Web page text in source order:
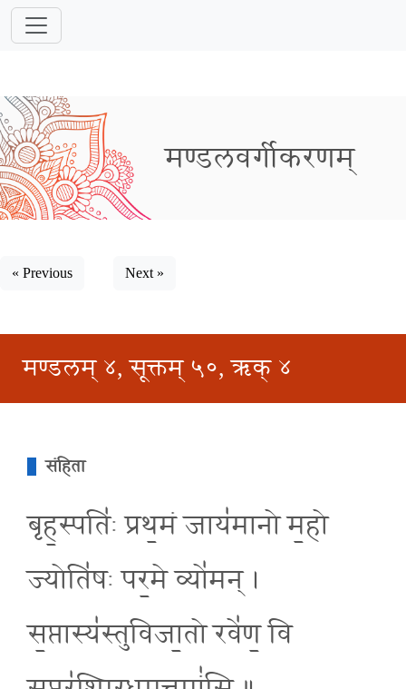
मण्डलवर्गीकरणम्
« Previous Next »
मण्डलम् ४, सूक्तम् ५०, ऋक् ४
संहिता
बृह॒स्पति॑ः प्रथ॒मं जाय॑मानो म॒हो
ज्योति॑षः पर॒मे व्यो॑मन् ।
स॒प्तास्य॑स्तुविजा॒तो रवे॑ण॒ वि